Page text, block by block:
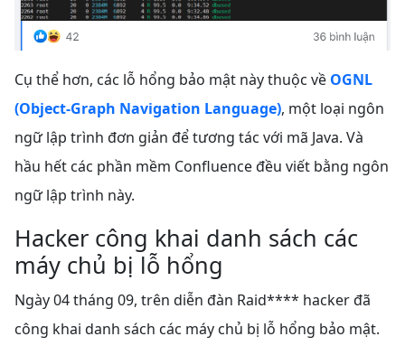
Cụ thể hơn, các lỗ hổng bảo mật này thuộc về OGNL
(Object-Graph Navigation Language), một loại ngôn
ngữ lập trình đơn giản để tương tác với mã Java. Và
hầu hết các phần mềm Confluence đều viết bằng ngôn
ngữ lập trình này.
Hacker công khai danh sách các
máy chủ bị lỗ hổng
Ngày 04 tháng 09, trên diễn đàn Raid**** hacker đã
công khai danh sách các máy chủ bị lỗ hổng bảo mật.